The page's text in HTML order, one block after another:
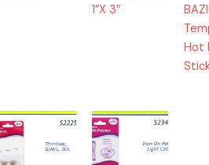
1″X 3″
Hot
52225
-
THIMBLES
52340
-
IRON